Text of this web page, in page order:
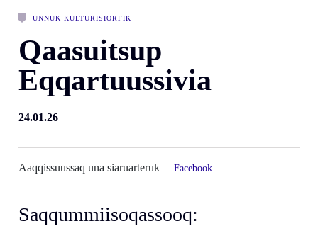
UNNUK KULTURISIORFIK
Qaasuitsup
Eqqartuussivia
24.01.26
Aaqqissuussaq una siaruarteruk Facebook
Saqqummiisoqassooq: